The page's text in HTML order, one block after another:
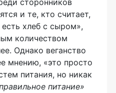
сторонников
и те, кто считает,
хлеб с сыром»,
количеством
Однако веганство
мнению, «это просто
питания, но никак
питание»